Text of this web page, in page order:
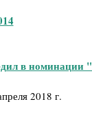
в номинации
2018 г.